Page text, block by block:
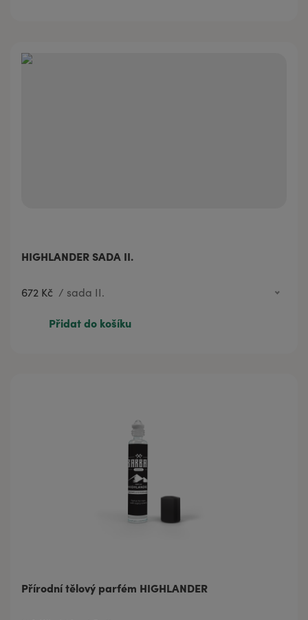
HIGHLANDER SADA II.
672 Kč / sada II.
Přidat do košíku
Přírodní tělový parfém HIGHLANDER